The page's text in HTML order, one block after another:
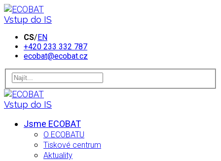
Vstup do IS
CS/EN
+420 233 332 787
ecobat@ecobat.cz
Vstup do IS
Jsme ECOBAT
O ECOBATU
Tiskové centrum
Aktuality